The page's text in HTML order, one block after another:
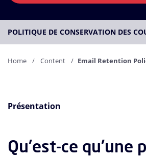
POLITIQUE DE CONSERVATION DES
Home Content Email Retention
Présentation
Qu'est-ce qu'une